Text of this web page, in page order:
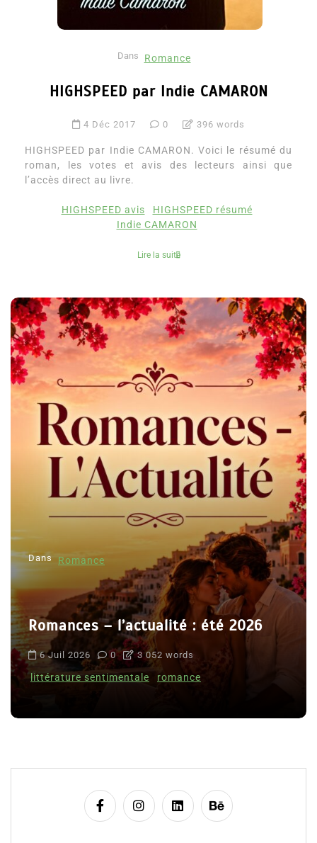
Dans Romance
HIGHSPEED par Indie CAMARON
4 Déc 2017 0 396 words
HIGHSPEED par Indie CAMARON. Voici le résumé du
roman, les votes et avis des lecteurs ainsi que
l’accès direct au livre.
HIGHSPEED avis
HIGHSPEED résumé
Indie CAMARON
Lire la suite
Dans Romance
Romances – l’actualité : été 2026
6 Juil 2026 0 3 052 words
littérature sentimentale romance